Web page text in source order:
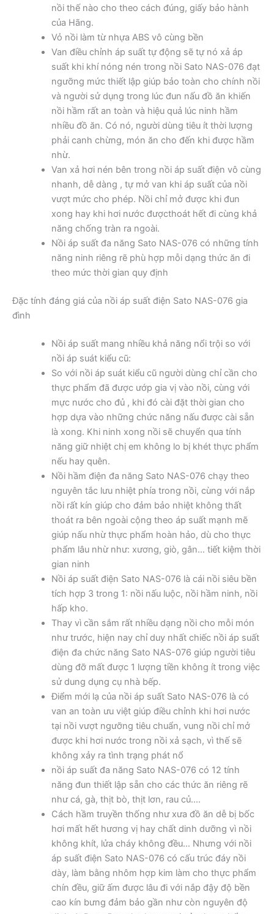
nồi thế nào cho theo cách đúng, giấy bảo hành
của Hãng.
Vỏ nồi làm từ nhựa ABS vô cùng bền
Van điều chỉnh áp suất tự động sẽ tự nó xả áp
suất khi khí nóng nén trong nồi Sato NAS-076 đạt
ngưỡng mức thiết lập giúp bảo toàn cho chính nồi
và người sử dụng trong lúc đun nấu đồ ăn khiến
nồi hầm rất an toàn và hiệu quả lúc ninh hầm
nhiều đồ ăn. Có nó, người dùng tiêu ít thời lượng
phải canh chừng, món ăn cho đến khi được hầm
nhừ.
Van xả hơi nén bên trong nồi áp suất điện vô cùng
nhanh, dễ dàng , tự mở van khi áp suất của nồi
vượt mức cho phép. Nồi chỉ mở được khi đun
xong hay khi hơi nước đượcthoát hết đi cùng khả
năng chống tràn ra ngoài.
Nồi áp suất đa năng Sato NAS-076 có những tính
năng ninh riêng rẽ phù hợp mỗi dạng thức ăn đi
theo mức thời gian quy định
Đặc tính đáng giá của nồi áp suất điện Sato NAS-076 gia
đình
Nồi áp suất mang nhiều khả năng nổi trội so với
nồi áp suát kiểu cũ:
So với nồi áp suát kiểu cũ người dùng chỉ cần cho
thực phẩm đã được ướp gia vị vào nồi, cùng với
mực nước cho đủ , khi đó cài đặt thời gian cho
hợp dựa vào những chức năng nấu được cài sẵn
là xong. Khi ninh xong nồi sẽ chuyển qua tính
năng giữ nhiệt chị em không lo bị khét thực phẩm
nếu hay quên.
Nồi hầm điện đa năng Sato NAS-076 chạy theo
nguyên tắc lưu nhiệt phía trong nồi, cùng với nắp
nồi rất kín giúp cho đảm bảo nhiệt không thất
thoát ra bên ngoài cộng theo áp suất mạnh mẽ
giúp nấu nhừ thực phẩm hoàn hảo, dù cho thực
phẩm lâu nhừ như: xương, giò, gân… tiết kiệm thời
gian ninh
Nồi áp suất điện Sato NAS-076 là cái nồi siêu bền
tích hợp 3 trong 1: nồi nấu luộc, nồi hầm ninh, nồi
hấp kho.
Thay vì cần sắm rất nhiều dạng nồi cho mỗi món
như trước, hiện nay chỉ duy nhất chiếc nồi áp suất
điện đa chức năng Sato NAS-076 giúp người tiêu
dùng đỡ mất được 1 lượng tiền không ít trong việc
sử dung dụng cụ nhà bếp.
Điểm mới lạ của nồi áp suất Sato NAS-076 là có
van an toàn ưu việt giúp điều chỉnh khi hơi nước
tại nồi vượt ngưỡng tiêu chuẩn, vung nồi chỉ mở
được khi hơi nước trong nồi xả sạch, vì thế sẽ
không xảy ra tình trạng phát nổ
nồi áp suất đa năng Sato NAS-076 có 12 tính
năng đun thiết lập sẵn cho các thức ăn riêng rẽ
như cá, gà, thịt bò, thịt lơn, rau củ….
Cách hầm truyền thống như xưa đồ ăn dễ bị bốc
hơi mất hết hương vị hay chất dinh dưỡng vì nồi
không khít, lửa cháy không đều… Nhưng với nồi
áp suất điện Sato NAS-076 có cấu trúc đáy nồi
dày, làm bằng nhôm hợp kim làm cho thực phẩm
chín đều, giữ ấm được lâu đi với nắp đậy độ bền
cao kín bưng đảm bảo gần như còn nguyên độ